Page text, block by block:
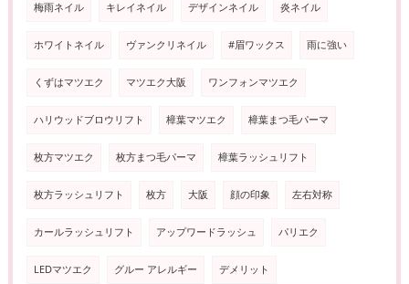
梅雨ネイル キレイネイル デザインネイル 炎ネイル
ホワイトネイル ヴァンクリネイル #眉ワックス 雨に強い
くずはマツエク マツエク大阪 ワンフォンマツエク
ハリウッドブロウリフト 樟葉マツエク 樟葉まつ毛パーマ
枚方マツエク 枚方まつ毛パーマ 樟葉ラッシュリフト
枚方ラッシュリフト 枚方 大阪 顔の印象 左右対称
カールラッシュリフト アップワードラッシュ パリエク
LEDマツエク グルー アレルギー デメリット